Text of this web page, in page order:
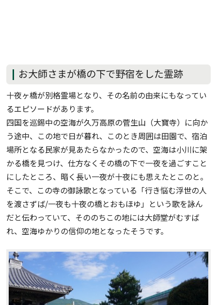
お大師さまが橋の下で野宿をした霊跡
十夜ヶ橋が別格霊場となり、その名前の由来にもなってい
るエピソードがあります。
四国を巡錫中の空海が久万高原の菅生山（大寶寺）に向か
う途中、この地で日が暮れ、このとき周囲は田園で、宿泊
場所となる民家が見あたらなかったので、空海は小川に架
かる橋を見つけ、仕方なくその橋の下で一夜を過ごすこと
にしたところ、暗く長い一夜が十夜にも思えたとこのと。
そこで、この寺の御詠歌となっている「行き悩む浮世の人
を渡さずば/一夜も十夜の橋とおもほゆ」という歌を詠ん
だと伝わっていて、そののちこの地には大師堂がむすば
れ、空海ゆかりの信仰の地となったそうです。